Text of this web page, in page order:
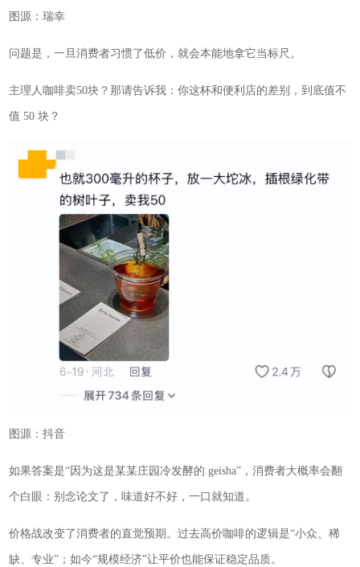
图源：瑞幸
问题是，一旦消费者习惯了低价，就会本能地拿它当标尺。
主理人咖啡卖50块？那请告诉我：你这杯和便利店的差别，到底值不
值 50 块？
图源：抖音
如果答案是“因为这是某某庄园冷发酵的 geisha”，消费者大概率会翻
个白眼：别念论文了，味道好不好，一口就知道。
价格战改变了消费者的直觉预期。过去高价咖啡的逻辑是“小众、稀
缺、专业”；如今“规模经济”让平价也能保证稳定品质。